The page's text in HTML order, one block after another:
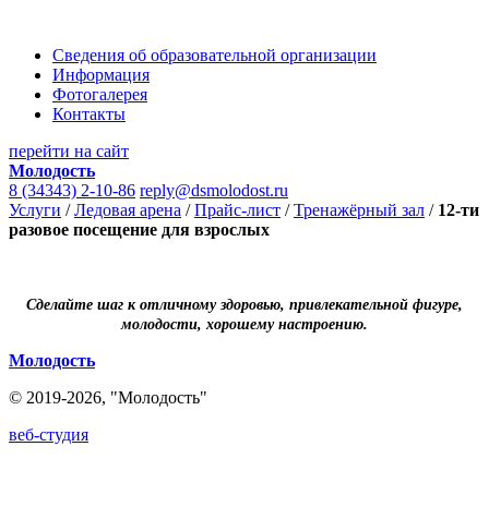
Сведения об образовательной организации
Информация
Фотогалерея
Контакты
перейти на сайт
Молодость
8 (34343) 2-10-86 reply@dsmolodost.ru
Услуги /Ледовая арена /Прайс-лист /Тренажёрный зал / 12-ти
разовое посещение для взрослых
Сделайте шаг к отличному здоровью, привлекательной фигуре,
молодости, хорошему настроению.
Молодость
© 2019-2026, "Молодость"
веб-студия